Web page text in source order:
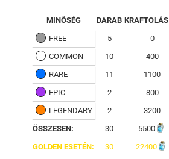
MINŐSÉG DARAB KRAFTOLÁS
FREE
5 0
COMMON
10 400
RARE
11 1100
EPIC
2 800
LEGENDARY
2 3200
ÖSSZESEN:
30 5500
GOLDEN ESETÉN:
30 22400